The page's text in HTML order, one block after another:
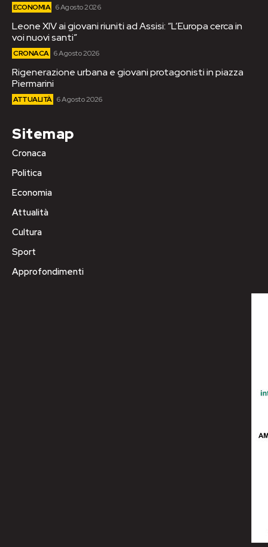
ECONOMIA 6 Agosto 2026
Leone XIV ai giovani riuniti ad Assisi: “L’Europa cerca in
voi nuovi santi”
CRONACA 6 Agosto 2026
Rigenerazione urbana e giovani protagonisti in piazza
Piermarini
ATTUALITÀ 6 Agosto 2026
Sitemap
Cronaca
Politica
Economia
Attualità
Cultura
Sport
Approfondimenti